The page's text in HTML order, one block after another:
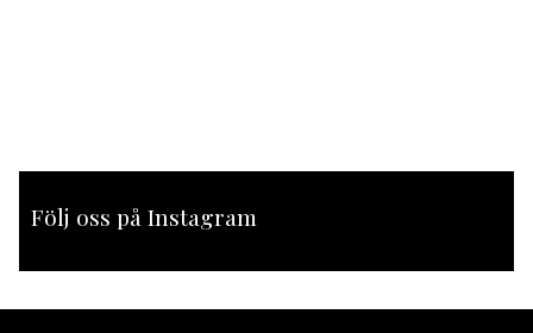
Följ oss på Instagram